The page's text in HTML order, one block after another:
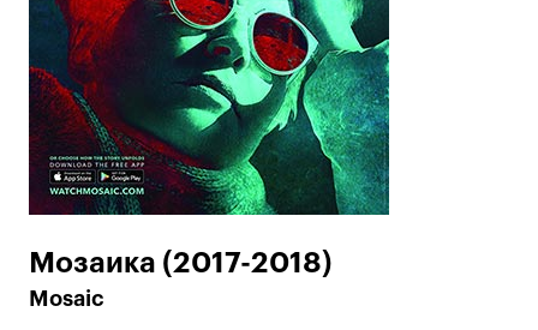
Мозаика (2017-2018)
Mosaic